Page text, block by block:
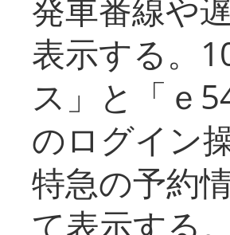
発車番線や
表示する。
ス」と「ｅ
のログイン
特急の予約
て表示する